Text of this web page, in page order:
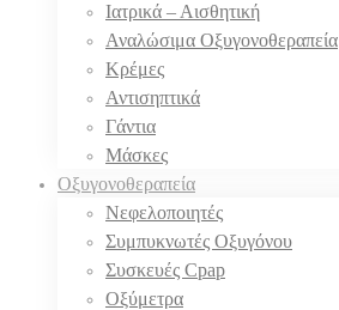
Ιατρικά – Αισθητική
Αναλώσιμα Οξυγονοθεραπεία
Κρέμες
Αντισηπτικά
Γάντια
Μάσκες
Οξυγονοθεραπεία
Νεφελοποιητές
Συμπυκνωτές Οξυγόνου
Συσκευές Cpap
Οξύμετρα